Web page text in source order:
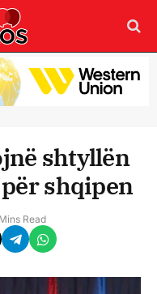
shtyllën
shqipen
Read